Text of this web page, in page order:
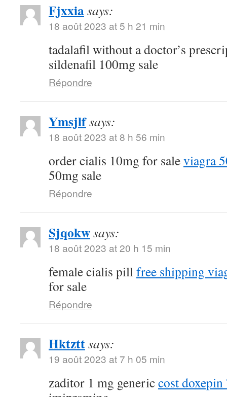
Fjxxiasays:
18 août 2023 at 5 h 21 min
tadalafil without a doctor’s
sildenafil 100mg sale
Répondre
Ymsjlfsays:
18 août 2023 at 8 h 56 min
order cialis 10mg for saleviagra
50mg sale
Répondre
Sjqokwsays:
18 août 2023 at 20 h 15 min
female cialis pillfree shipping
for sale
Répondre
Hktzttsays:
19 août 2023 at 7 h 05 min
zaditor 1 mg genericcost